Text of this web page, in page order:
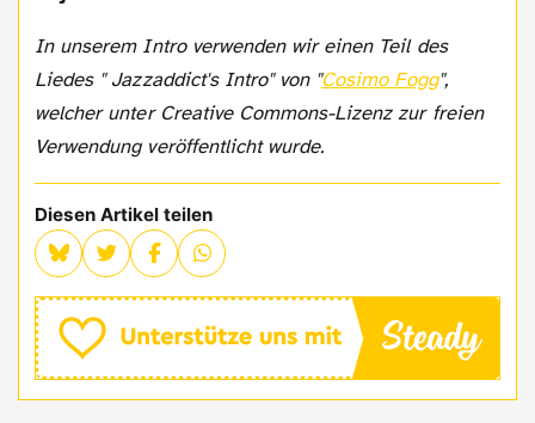
In unserem Intro verwenden wir einen Teil des
Liedes " Jazzaddict's Intro" von "Cosimo Fogg",
welcher unter Creative Commons-Lizenz zur freien
Verwendung veröffentlicht wurde.
Diesen Artikel teilen